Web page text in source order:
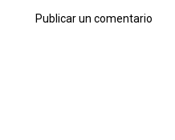
Publicar un comentario